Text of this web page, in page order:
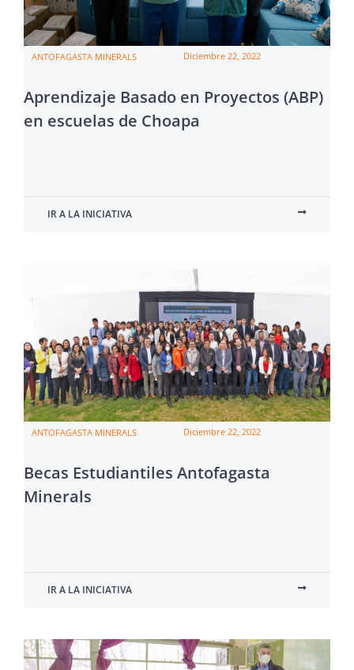
ANTOFAGASTA MINERALS Diciembre 22, 2022
Aprendizaje Basado en Proyectos (ABP)
en escuelas de Choapa
IR A LA INICIATIVA
ANTOFAGASTA MINERALS Diciembre 22, 2022
Becas Estudiantiles Antofagasta
Minerals
IR A LA INICIATIVA